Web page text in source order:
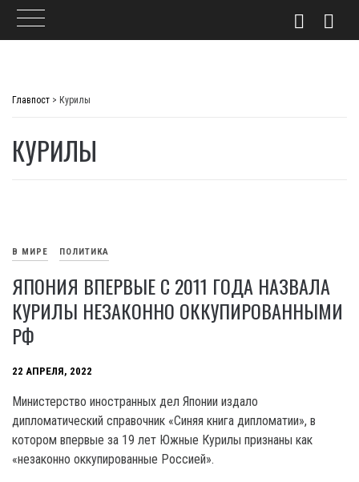
Главпост > Курилы
КУРИЛЫ
В МИРЕ ПОЛИТИКА
ЯПОНИЯ ВПЕРВЫЕ С 2011 ГОДА НАЗВАЛА
КУРИЛЫ НЕЗАКОННО ОККУПИРОВАННЫМИ
РФ
22 АПРЕЛЯ, 2022
Министерство иностранных дел Японии издало
дипломатический справочник «Синяя книга дипломатии», в
котором впервые за 19 лет Южные Курилы признаны как
«незаконно оккупированные Россией».